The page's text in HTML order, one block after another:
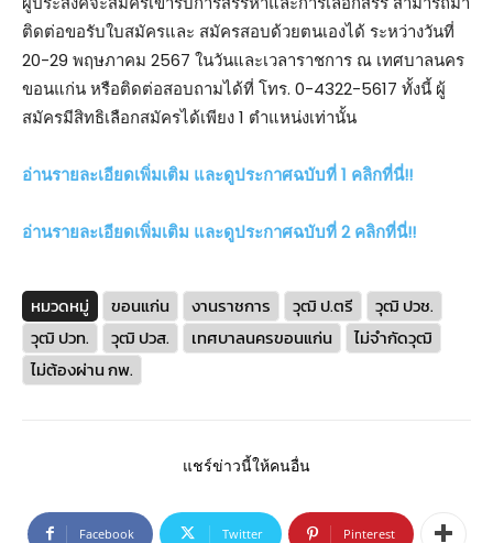
ติดต่อขอรับใบสมัครและ สมัครสอบด้วยตนเองได้ ระหว่างวันที่
20-29 พฤษภาคม 2567 ในวันและเวลาราชการ ณ เทศบาลนคร
ขอนแก่น หรือติดต่อสอบถามได้ที่ โทร. 0-4322-5617 ทั้งนี้ ผู้
สมัครมีสิทธิเลือกสมัครได้เพียง 1 ตำแหน่งเท่านั้น
อ่านรายละเอียดเพิ่มเติม และดูประกาศฉบับที่ 1 คลิกที่นี่!!
อ่านรายละเอียดเพิ่มเติม และดูประกาศฉบับที่ 2 คลิกที่นี่!!
หมวดหมู่ ขอนแก่น งานราชการ วุฒิ ป.ตรี
วุฒิ ปวช.
วุฒิ ปวท.
วุฒิ ปวส. เทศบาลนครขอนแก่น
ไม่จำกัดวุฒิ
ไม่ต้องผ่าน กพ.
แชร์ข่าวนี้ให้คนอื่น
Facebook Twitter Pinterest